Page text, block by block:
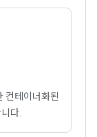
컨테이너화된
다.